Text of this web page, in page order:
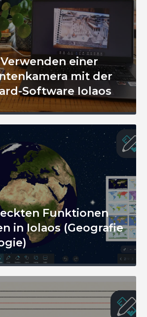
einer
mit der
Software Iolaos
Funktionen
in Iolaos (Geografie